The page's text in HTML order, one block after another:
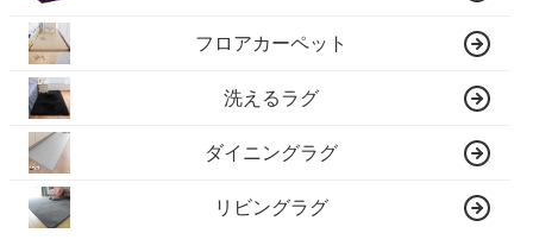
フロアカーペット
洗えるラグ
ダイニングラグ
リビングラグ